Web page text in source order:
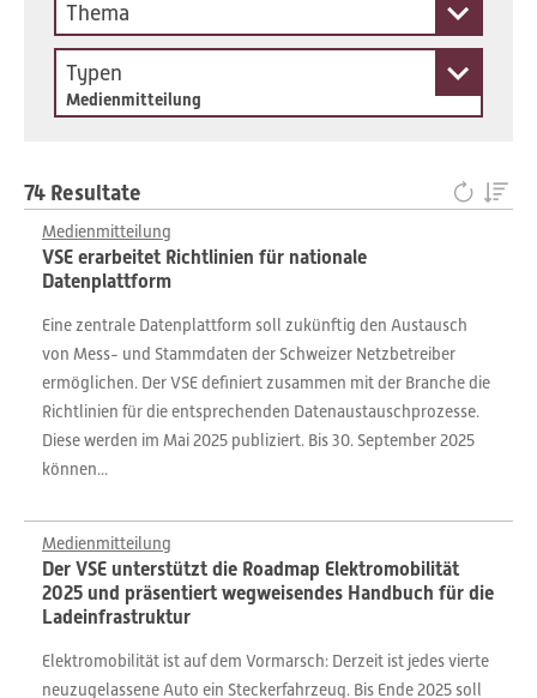
Thema
Typen
Medienmitteilung
74 Resultate
Medienmitteilung
VSE erarbeitet Richtlinien für nationale
Datenplattform
Eine zentrale Datenplattform soll zukünftig den Austausch
von Mess- und Stammdaten der Schweizer Netzbetreiber
ermöglichen. Der VSE definiert zusammen mit der Branche die
Richtlinien für die entsprechenden Datenaustauschprozesse.
Diese werden im Mai 2025 publiziert. Bis 30. September 2025
können...
Medienmitteilung
Der VSE unterstützt die Roadmap Elektromobilität
2025 und präsentiert wegweisendes Handbuch für die
Ladeinfrastruktur
Elektromobilität ist auf dem Vormarsch: Derzeit ist jedes vierte
neuzugelassene Auto ein Steckerfahrzeug. Bis Ende 2025 soll